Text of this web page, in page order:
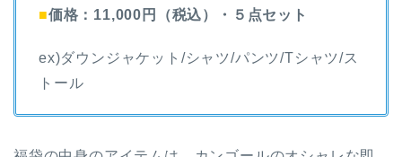
■価格：11,000円（税込）・５点セット
ex)ダウンジャケット/シャツ/パンツ/Tシャツ/ス
トール